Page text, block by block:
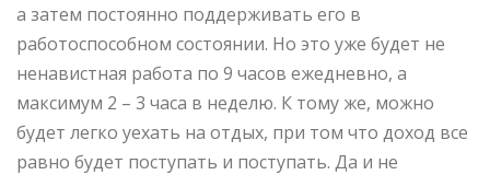
а затем постоянно поддерживать его в
работоспособном состоянии. Но это уже будет не
ненавистная работа по 9 часов ежедневно, а
максимум 2 – 3 часа в неделю. К тому же, можно
будет легко уехать на отдых, при том что доход все
равно будет поступать и поступать. Да и не